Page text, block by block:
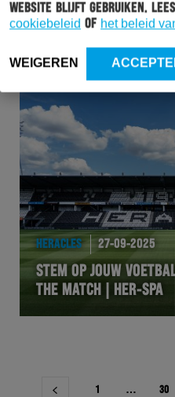
website blijft gebruiken.
cookiebeleid of het beleid
WEIGEREN
GROTE ONTLADING NA
HERACLES 27-09-2025
STEM OP JOUW
THE MATCH | HER-SPA
Berichtnavigatie
1 … 30